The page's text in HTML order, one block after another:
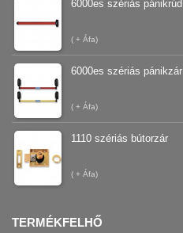
6000es szériás pánikrúd
( + Áfa)
6000es szériás pánikzár
( + Áfa)
1110 szériás bútorzár
( + Áfa)
TERMÉKFELHŐ